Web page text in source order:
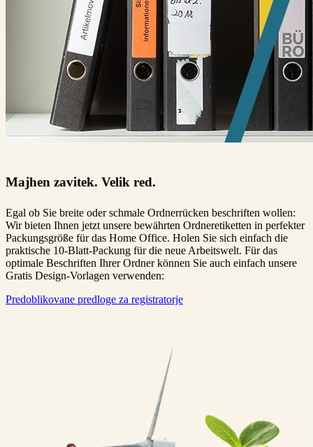
Majhen zavitek. Velik red.
Egal ob Sie breite oder schmale Ordnerrücken beschriften wollen:
Wir bieten Ihnen jetzt unsere bewährten Ordneretiketten in perfekter
Packungsgröße für das Home Office. Holen Sie sich einfach die
praktische 10-Blatt-Packung für die neue Arbeitswelt. Für das
optimale Beschriften Ihrer Ordner können Sie auch einfach unsere
Gratis Design-Vorlagen verwenden:
Predoblikovane predloge za registratorje